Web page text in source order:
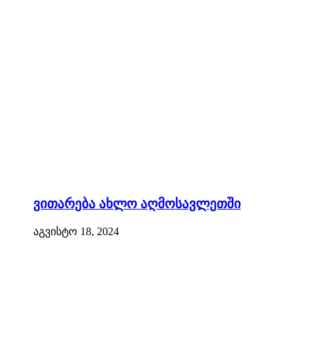
ვითარება ახლო აღმოსავლეთში
აგვისტო 18, 2024